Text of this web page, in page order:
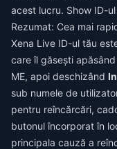
acest lucru. Show ID-
Rezumat: Cea mai
Xena Live ID-ul tău
care îl găsești
ME, apoi deschizând
sub numele de
pentru reîncărcări,
butonul încorporat în
principala cauză a